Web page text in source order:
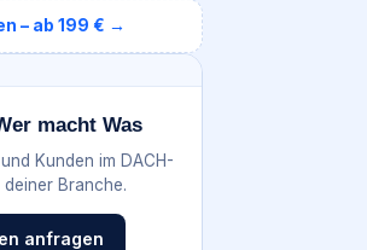
– ab 199 € →
macht Was
Kunden im DACH-
deiner Branche.
anfragen